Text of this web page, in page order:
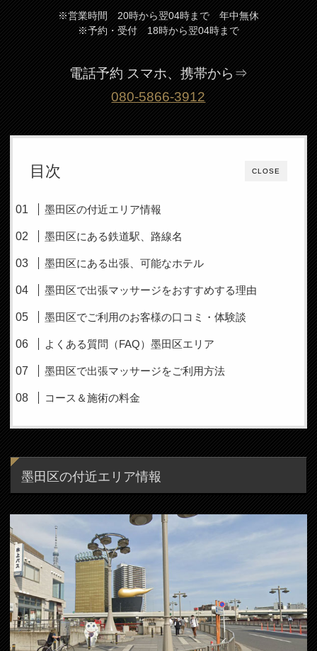
※営業時間 20時から翌04時まで 年中無休
※予約・受付 18時から翌04時まで
電話予約 スマホ、携帯から⇒
080-5866-3912
CLOSE
目次
墨田区の付近エリア情報
墨田区にある鉄道駅、路線名
墨田区にある出張、可能なホテル
墨田区で出張マッサージをおすすめする理由
墨田区でご利用のお客様の口コミ・体験談
よくある質問（FAQ）墨田区エリア
墨田区で出張マッサージをご利用方法
コース＆施術の料金
墨田区の付近エリア情報